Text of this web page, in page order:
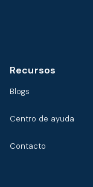
Recursos
Blogs
Centro de ayuda
Contacto